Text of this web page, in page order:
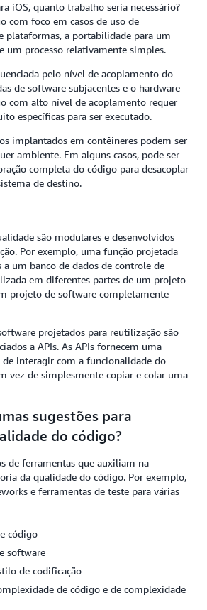
iOS, quanto trabalho seria necessário?
com foco em casos de uso de
plataformas, a portabilidade para um
um processo relativamente simples.
pelo nível de acoplamento do
de software subjacentes e o hardware
com alto nível de acoplamento requer
específicas para ser executado.
implantados em contêineres podem ser
ambiente. Em alguns casos, pode ser
completa do código para desacoplar
de destino.
são modulares e desenvolvidos
Por exemplo, uma função projetada
a um banco de dados de controle de
em diferentes partes de um projeto
projeto de software completamente
projetados para reutilização são
a APIs. As APIs fornecem uma
de interagir com a funcionalidade do
vez de simplesmente copiar e colar uma
sugestões para
do código?
de ferramentas que auxiliam na
da qualidade do código. Por exemplo,
e ferramentas de teste para várias
código
software
de codificação
de código e de complexidade